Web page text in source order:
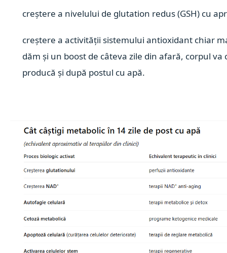
creștere a nivelului de glutation redus (GSH) cu
creștere a activității sistemului antioxidant chiar
dăm și un boost de câteva zile din afară, corpul va
producă și după postul cu apă.